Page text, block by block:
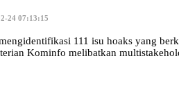
24 07:13:15
111 isu hoaks yang
Kominfo melibatkan